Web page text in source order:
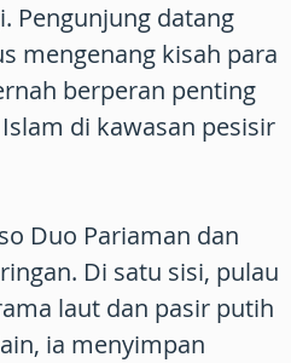
Pengunjung datang
mengenang kisah para
berperan penting
di kawasan pesisir
Duo Pariaman dan
Di satu sisi, pulau
laut dan pasir putih
ia menyimpan